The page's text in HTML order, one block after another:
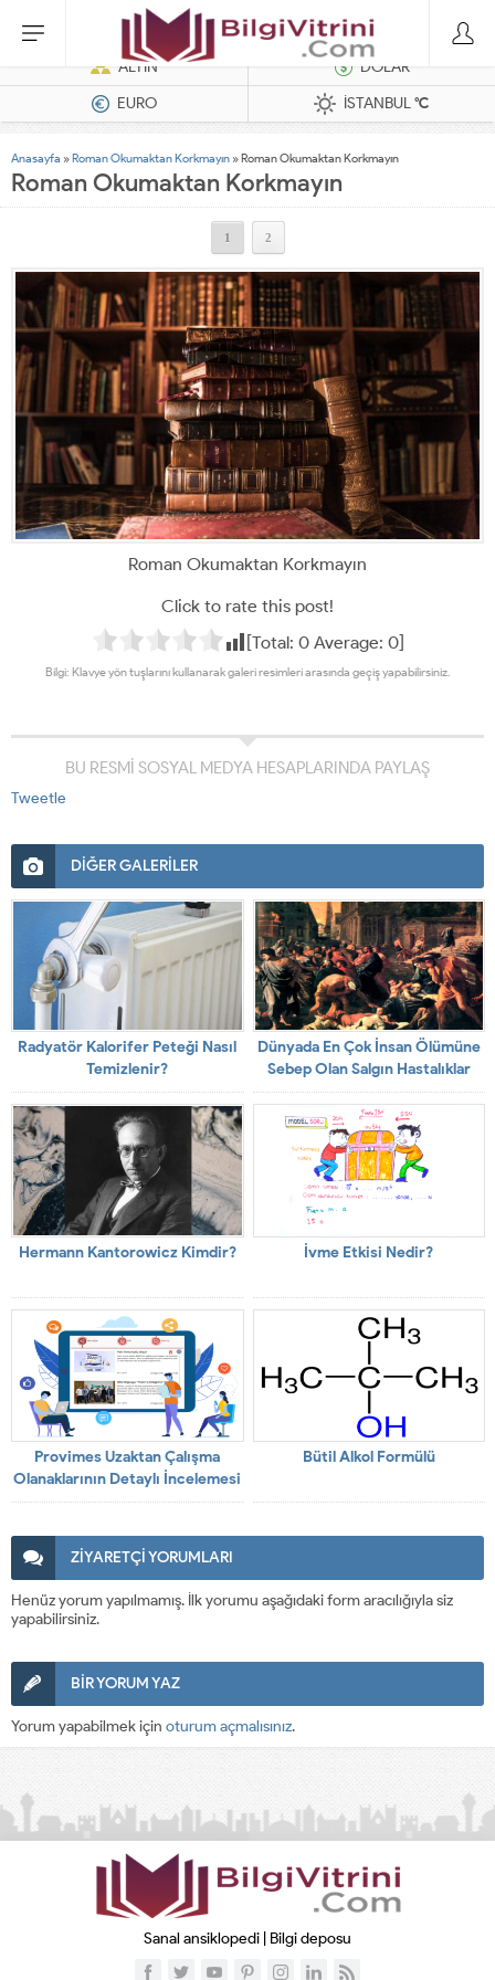
Dizel Jeneratörler
ALTIN
DOLAR
EURO
İSTANBUL°C
Anasayfa »Roman Okumaktan Korkmayın »Roman Okumaktan Korkmayın
Roman Okumaktan Korkmayın
1 2
Roman Okumaktan Korkmayın
Click to rate this post!
[Total: 0Average: 0]
Bilgi: Klavye yön tuşlarını kullanarak galeri resimleri arasında geçiş yapabilirsiniz.
BU RESMİ SOSYAL MEDYA HESAPLARINDA PAYLAŞ
Tweetle
DİĞER GALERİLER
Radyatör Kalorifer Peteği Nasıl
Temizlenir?
Dünyada En Çok İnsan Ölümüne
Sebep Olan Salgın Hastalıklar
Hermann Kantorowicz Kimdir? İvme Etkisi Nedir?
Provimes Uzaktan Çalışma
Olanaklarının Detaylı İncelemesi
Bütil Alkol Formülü
ZİYARETÇİ YORUMLARI
Henüz yorum yapılmamış. İlk yorumu aşağıdaki form aracılığıyla siz
yapabilirsiniz.
BİR YORUM YAZ
Yorum yapabilmek için oturum açmalısınız.
Sanal ansiklopedi | Bilgi deposu